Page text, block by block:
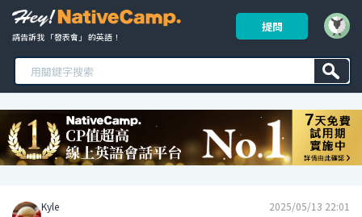
請告訴我 「發表會」 的英語！
提問
Kyle 2025/05/13 22:01